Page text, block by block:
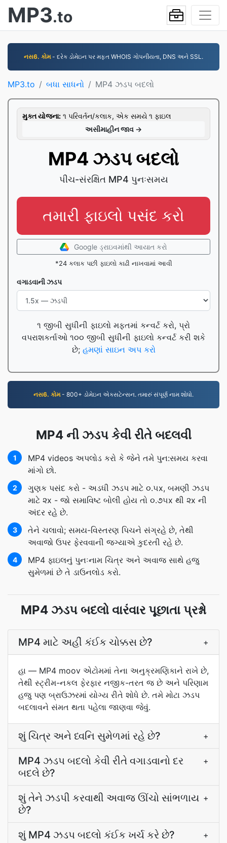
MP3.to
નસ6. કોમ- દરેક ડોમેઇન પર મફત WHOIS ગોપનીયતા, DNS અને SSL.
MP3.to બધા સાધનો MP4 ઝડપ બદલો
મુક્ત યોજના: ૧ પરિવર્તન/કલાક, એક સમયે ૧ ફાઇલ
અસીમાહીન જાવ →
MP4 ઝડપ બદલો
પીચ-સંરક્ષિત MP4 પુનઃસમય
તમારી ફાઇલો પસંદ કરો
Google ડ્રાઇવમાંથી આયાત કરો
*24 કલાક પછી ફાઇલો કાઢી નાખવામાં આવી
વગાડવાની ઝડપ
૧ જીબી સુધીની ફાઇલો મફતમાં કન્વર્ટ કરો, પ્રો
વપરાશકર્તાઓ ૧૦૦ જીબી સુધીની ફાઇલો કન્વર્ટ કરી શકે
છે; હમણાં સાઇન અપ કરો
નસ6. કોમ- 800+ ડોમેઇન એક્સટેન્સન. તમારું સંપૂર્ણ નામ શોધો.
MP4 ની ઝડપ કેવી રીતે બદલવી
1
MP4 videos અપલોડ કરો કે જેને તમે પુન:સમય કરવા
માંગો છો.
2
ગુણક પસંદ કરો - અડધી ઝડપ માટે ૦.૫x, બમણી ઝડપ
માટે ૨x - જો સમાવિષ્ટ બોલી હોય તો ૦.૭૫x થી ૨x ની
અંદર રહે છે.
3
તેને ચલાવો; સમય-વિસ્તરણ પિચને સંગ્રહે છે, તેથી
અવાજો ઉપર ફેરવવાની જગ્યાએ કુદરતી રહે છે.
4
MP4 ફાઇલનું પુનઃનામ ચિત્ર અને અવાજ સાથે હજુ
સુમેળમાં છે તે ડાઉનલોડ કરો.
MP4 ઝડપ બદલો વારંવાર પૂછાતા પ્રશ્નો
MP4 માટે અહીં કંઈક ચોક્કસ છે? +
હા — MP4 moov એટોમમાં તેના અનુક્રમણિકાને રાખે છે,
તેથી સ્ટ્રીમ-નકલ ફેરફાર નજીક-તરત જ છે અને પરિણામ
હજુ પણ બ્રાઉઝરમાં યોગ્ય રીતે શોધે છે. તમે મોટા ઝડપ
બદલાવને સંમત થતા પહેલા જાણવા જેવું.
શું ચિત્ર અને ધ્વનિ સુમેળમાં રહે છે? +
MP4 ઝડપ બદલો કેવી રીતે વગાડવાનો દર
બદલે છે?
+
શું તેને ઝડપી કરવાથી અવાજ ઊંચો સાંભળાય
છે?
+
શું MP4 ઝડપ બદલો કંઈક ખર્ચ કરે છે? +